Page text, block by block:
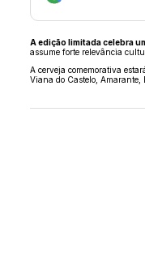
A edição limitada celebra
assume forte relevância
A cerveja comemorativa
Viana do Castelo, Amarante,